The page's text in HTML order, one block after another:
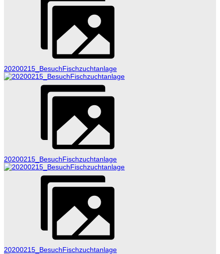
20200215_BesuchFischzuchtanlage
20200215_BesuchFischzuchtanlage
20200215_BesuchFischzuchtanlage